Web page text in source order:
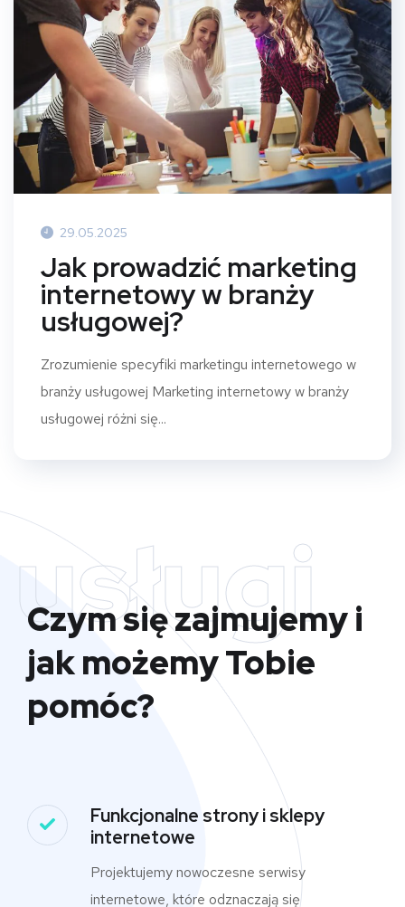
29.05.2025
Jak prowadzić marketing
internetowy w branży
usługowej?
Zrozumienie specyfiki marketingu internetowego w
branży usługowej Marketing internetowy w branży
usługowej różni się...
usługi
Czym się zajmujemy i
jak możemy Tobie
pomóc?
Funkcjonalne strony i sklepy
internetowe
Projektujemy nowoczesne serwisy
internetowe, które odznaczają się